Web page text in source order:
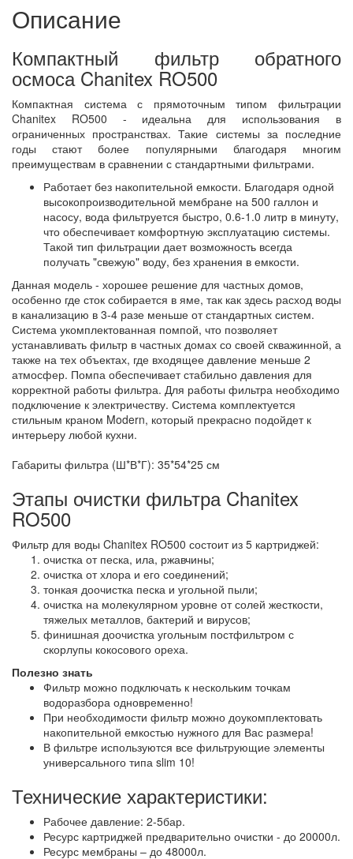
Описание
Компактный фильтр обратного
осмоса Chanitex RO500
Компактная система с прямоточным типом фильтрации
Chanitex RO500 - идеальна для использования в
ограниченных пространствах. Такие системы за последние
годы стают более популярными благодаря многим
преимуществам в сравнении с стандартными фильтрами.
Работает без накопительной емкости. Благодаря одной
высокопроизводительной мембране на 500 галлон и
насосу, вода фильтруется быстро, 0.6-1.0 литр в минуту,
что обеспечивает комфортную эксплуатацию системы.
Такой тип фильтрации дает возможность всегда
получать "свежую" воду, без хранения в емкости.
Данная модель - хорошее решение для частных домов,
особенно где сток собирается в яме, так как здесь расход воды
в канализацию в 3-4 разе меньше от стандартных систем.
Система укомплектованная помпой, что позволяет
устанавливать фильтр в частных домах со своей скважинной, а
также на тех объектах, где входящее давление меньше 2
атмосфер. Помпа обеспечивает стабильно давления для
корректной работы фильтра. Для работы фильтра необходимо
подключение к электричеству. Система комплектуется
стильным краном Modern, который прекрасно подойдет к
интерьеру любой кухни.
Габариты фильтра (Ш*В*Г): 35*54*25 см
Этапы очистки фильтра Chanitex
RO500
Фильтр для воды Chanitex RO500 состоит из 5 картриджей:
очистка от песка, ила, ржавчины;
очистка от хлора и его соединений;
тонкая доочистка песка и угольной пыли;
очистка на молекулярном уровне от солей жесткости,
тяжелых металлов, бактерий и вирусов;
финишная доочистка угольным постфильтром с
скорлупы кокосового ореха.
Полезно знать
Фильтр можно подключать к нескольким точкам
водоразбора одновременно!
При необходимости фильтр можно доукомплектовать
накопительной емкостью нужного для Вас размера!
В фильтре используются все фильтрующие элементы
универсального типа slim 10!
Технические характеристики:
Рабочее давление: 2-5бар.
Ресурс картриджей предварительно очистки - до 20000л.
Ресурс мембраны – до 48000л.